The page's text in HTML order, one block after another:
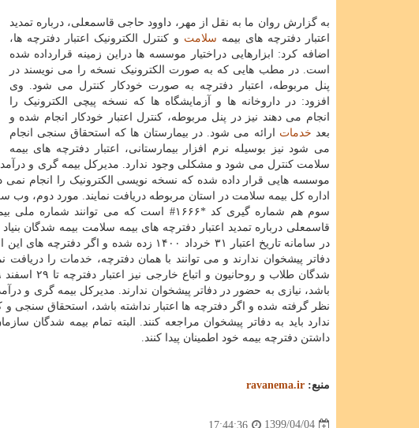
به گزارش روان ما به نقل از مهر، داوود حاجی قاسمعلی، درباره تمدید
اعتبار دفترچه های بیمه سلامت و کنترل الکترونیک اعتبار دفترچه ها،
اضافه کرد: ابزارهایی دراختیار موسسه ها دراین زمینه قرارداده شده
است. در مطب هایی که به صورت الکترونیک نسخه را می نویسند در
پنل مربوطه، اعتبار دفترچه به صورت خودکار کنترل می شود. وی
افزود: در داروخانه ها و آزمایشگاه ها که نسخه پیچی الکترونیک را
انجام می دهند نیز در پنل مربوطه، کنترل اعتبار خودکار انجام شده و
بعد خدمات ارائه می شود. در بیمارستان ها که استحقاق سنجی انجام
می شود نیز بوسیله نرم افزار بیمارستانی، اعتبار دفترچه های بیمه
سلامت کنترل می شود و مشکلی وجود ندارد. مدیرکل بیمه گری و
موسسه هایی قرار داده شده که نسخه نویسی الکترونیک را انجام نمی
اداره کل بیمه سلامت در استان مربوطه دریافت نمایند. مورد دوم،
سوم هم شماره گیری کد *۱۶۶۶# است که می
قاسمعلی درباره تمدید اعتبار دفترچه های بیمه سلامت بیمه شدگان
در سامانه تاریخ اعتبار ۳۱ خرداد ۱۴۰۰ زده
دفاتر پیشخوان ندارند و می توانند با همان دفترچه، خدمات را دریافت
باشد، نیازی به حضور در دفاتر پیشخوان ندارند. مدیرکل بیمه گری و
نظر گرفته شده و اگر دفترچه ها اعتبار نداشته باشد، استحقاق
داشتن دفترچه بیمه خود اطمینان پیدا کنند.
منبع: ravanema.ir
1399/04/04
17:44:36